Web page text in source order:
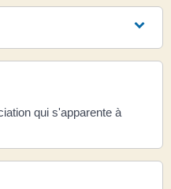
qui s'apparente à